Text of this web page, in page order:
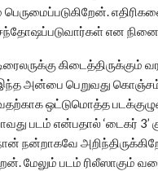
என
கிடைத்திருக்கும்
இந்த அன்பை பெறுவது
ஒட்டுமொத்த
படம் என்பதால் ‘டைகர் 3’
நன்றாகவே
மேலும் படம் ரிலீஸாகும்